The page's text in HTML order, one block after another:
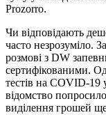
Prozorro.
Чи відповідають
часто незрозуміло.
розмові з DW
сертифікованими.
тестів на COVID-19
відомство
виділення грошей